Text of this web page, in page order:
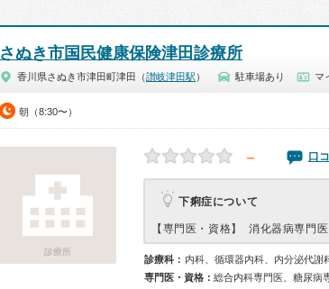
さぬき市国民健康保険津田診療所
香川県さぬき市津田町津田（讃岐津田駅 ） 駐車場あり マ
朝（8:30〜）
診療所
－ 口
下痢症について
【専門医・資格】 消化器病専門医
診療科： 内科、循環器内科、内分泌代謝
専門医・資格：